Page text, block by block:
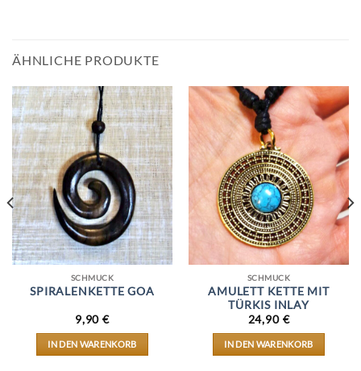
ÄHNLICHE PRODUKTE
SCHMUCK
SPIRALENKETTE GOA
9,90€
IN DEN WARENKORB
SCHMUCK
AMULETT KETTE MIT
TÜRKIS INLAY
24,90 €
IN DEN WARENKORB